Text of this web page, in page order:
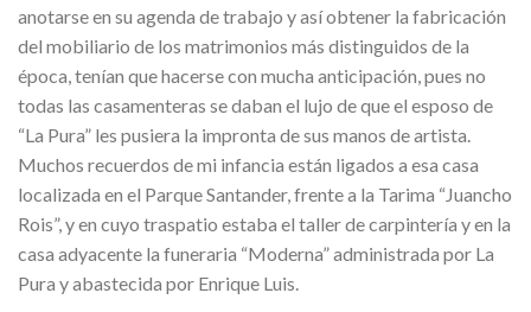
anotarse en su agenda de trabajo y así obtener la fabricación
del mobiliario de los matrimonios más distinguidos de la
época, tenían que hacerse con mucha anticipación, pues no
todas las casamenteras se daban el lujo de que el esposo de
“La Pura” les pusiera la impronta de sus manos de artista.
Muchos recuerdos de mi infancia están ligados a esa casa
localizada en el Parque Santander, frente a la Tarima “Juancho
Rois”, y en cuyo traspatio estaba el taller de carpintería y en la
casa adyacente la funeraria “Moderna” administrada por La
Pura y abastecida por Enrique Luis.